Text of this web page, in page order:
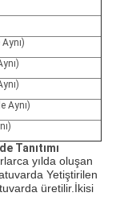
Aynı)
Tanıtımı
yılda oluşan
Yetiştirilen
üretilir.İkisi